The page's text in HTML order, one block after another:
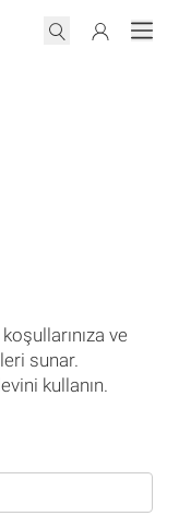
ve
sunar.
kullanın.